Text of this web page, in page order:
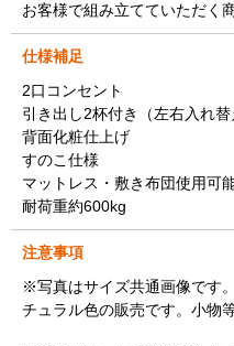
お客様で組み立てていただく
仕様補足
2口コンセント
引き出し2杯付き（左右入れ
背面化粧仕上げ
すのこ仕様
マットレス・敷き布団使用可
耐荷重約600kg
注意事項
※写真はサイズ共通画像です
チュラル色の販売です。小物